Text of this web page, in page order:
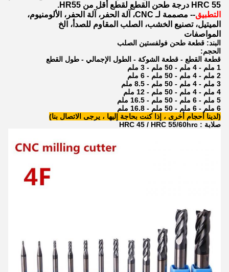
HRC 55 درجة طحن القطع لقطع أقل من HR55.
التطبيق
-- مصممة لـ CNC، آلة الحفر، آلة الحفر، الألومنيوم،
الميتيل، تصنيع الخشب، الصلب المقاوم للصدأ، الخ
المواصفات
البند: قطعة طحن فولفستين الصلب
الحجم:
قطعة القطع - قطعة الشوكة - الطول الإجمالي - طول القطع
1 ملم - 4 ملم - 50 ملم - 3 ملم
2 ملم - 4 ملم - 50 ملم - 6 ملم
3 ملم - 4 ملم - 50 ملم - 8.5 ملم
4 ملم - 4 ملم - 50 ملم - 12 ملم
5 ملم - 6 ملم - 50 ملم - 16.5 ملم
6 ملم - 6 ملم - 50 ملم - 16.8 ملم
(لدينا أحجام أخرى ، إذا كنت بحاجة إليها ، يرجى الاتصال بنا)
صلابة : HRC 45 / HRC 55/60hrc